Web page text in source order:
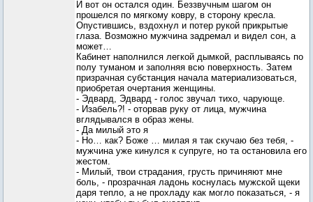
И вот он остался один. Беззвучным шагом он
прошелся по мягкому ковру, в сторону кресла.
Опустившись, вздохнул и потер рукой прикрытые
глаза. Возможно мужчина задремал и видел сон, а
может…
Кабинет наполнился легкой дымкой, расплываясь по
полу туманом и заполняя всю поверхность. Затем
призрачная субстанция начала материализоваться,
приобретая очертания женщины.
- Эдвард, Эдвард - голос звучал тихо, чарующе.
- Изабель?! - оторвав руку от лица, мужчина
вглядывался в образ жены.
- Да милый это я
- Но… как? Боже … милая я так скучаю без тебя, -
мужчина уже кинулся к супруге, но та остановила его
жестом.
- Милый, твои страдания, грусть причиняют мне
боль, - прозрачная ладонь коснулась мужской щеки
даря тепло, а не прохладу как могло показаться, - я